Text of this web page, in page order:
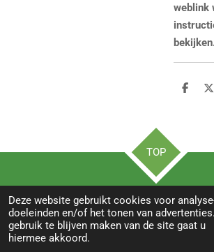
Deze website gebruikt cookies voor
doeleinden en/of het tonen van
gebruik te blijven maken van de site gaat u
hiermee akkoord.
weblink
D
D
TOP
© 2022 BIRDS&co -Witte paal 245B-1742LB- Schagen